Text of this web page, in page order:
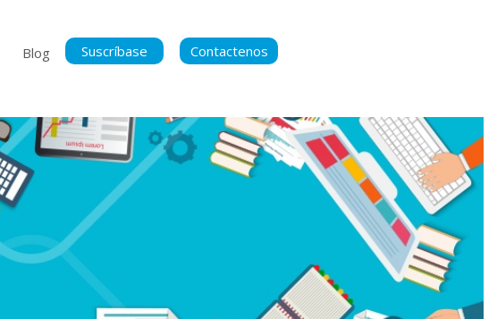
Blog Suscríbase
del contenido nuevo
Privacidad
Acepto la Política de Privacidad
Contactenos